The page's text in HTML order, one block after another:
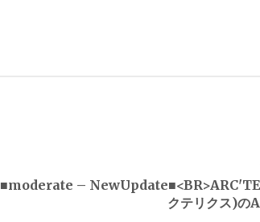
■moderate –
クテリクス)